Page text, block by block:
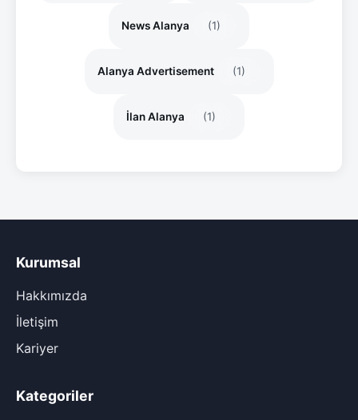
News Alanya (1)
Alanya Advertisement (1)
İlan Alanya (1)
Kurumsal
Hakkımızda
İletişim
Kariyer
Kategoriler